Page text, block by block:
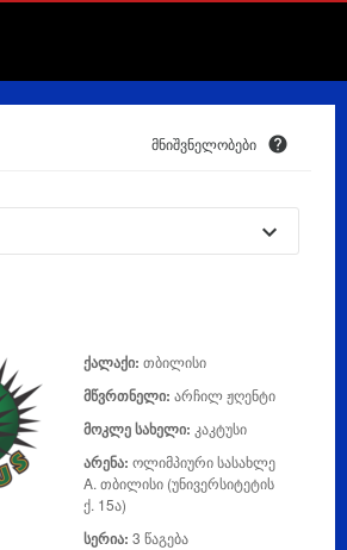
მნიშვნელობები
ქალაქი: თბილისი
მწვრთნელი: არჩილ ჟღენტი
მოკლე სახელი: კაკტუსი
არენა: ოლიმპიური სასახლე
A. თბილისი (უნივერსიტეტის
ქ. 15ა)
სერია: 3 წაგება